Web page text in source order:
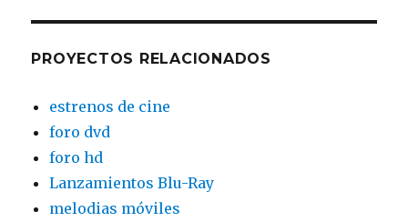
PROYECTOS RELACIONADOS
estrenos de cine
foro dvd
foro hd
Lanzamientos Blu-Ray
melodias móviles